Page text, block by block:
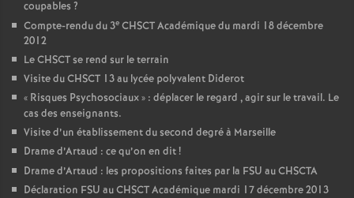
coupables ?
Compte-rendu du 3e CHSCT Académique du mardi 18 décembre
2012
Le CHSCT se rend sur le terrain
Visite du CHSCT 13 au lycée polyvalent Diderot
« Risques Psychosociaux» : déplacer le regard , agir sur le travail. Le
cas des enseignants.
Visite d’un établissement du second degré à Marseille
Drame d’Artaud : ce qu’on en dit!
Drame d’Artaud : les propositions faites par la FSU au CHSCTA
Déclaration FSU au CHSCT Académique mardi 17 décembre 2013